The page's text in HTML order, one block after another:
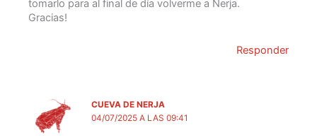
tomarlo para al final de día volverme a Nerja.
Gracias!
Responder
CUEVA DE NERJA
04/07/2025 A LAS 09:41